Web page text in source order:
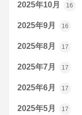
2025年10月 16
2025年9月 16
2025年8月 17
2025年7月 17
2025年6月 17
2025年5月 17